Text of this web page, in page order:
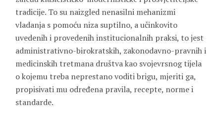
tradicije. To su naizgled nenasilni mehanizmi
vladanja s pomoću niza suptilno, a učinkovito
uvedenih i provedenih institucionalnih praksi, to jest
administrativno-birokratskih, zakonodavno-pravnih i
medicinskih tretmana društva kao svojevrsnog tijela
o kojemu treba neprestano voditi brigu, mjeriti ga,
propisivati mu određena pravila, recepte, norme i
standarde.